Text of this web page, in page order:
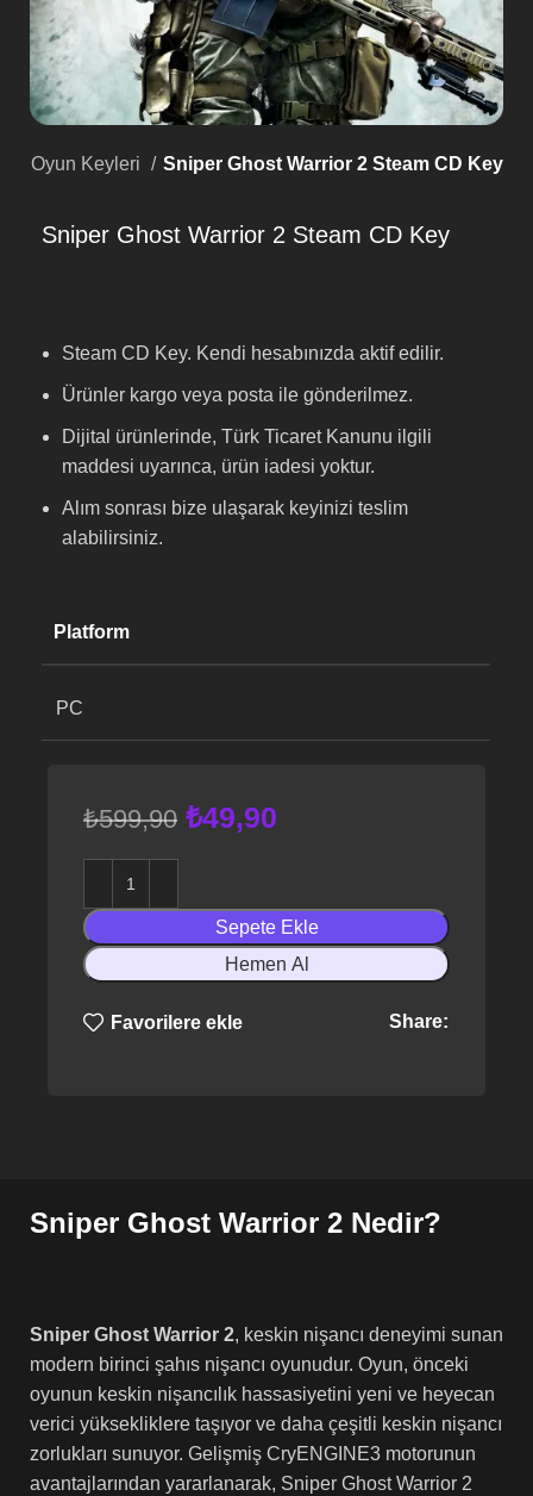
Oyun Keyleri Sniper Ghost Warrior 2 Steam CD Key
Sniper Ghost Warrior 2 Steam CD Key
Steam CD Key. Kendi hesabınızda aktif edilir.
Ürünler kargo veya posta ile gönderilmez.
Dijital ürünlerinde, Türk Ticaret Kanunu ilgili
maddesi uyarınca, ürün iadesi yoktur.
Alım sonrası bize ulaşarak keyinizi teslim
alabilirsiniz.
Platform
PC
₺599,90 ₺49,90
Sepete Ekle
Hemen Al
Favorilere ekle Share:
Sniper Ghost Warrior 2 Nedir?
Sniper Ghost Warrior 2, keskin nişancı deneyimi sunan
modern birinci şahıs nişancı oyunudur. Oyun, önceki
oyunun keskin nişancılık hassasiyetini yeni ve heyecan
verici yüksekliklere taşıyor ve daha çeşitli keskin nişancı
zorlukları sunuyor. Gelişmiş CryENGINE3 motorunun
avantajlarından yararlanarak, Sniper Ghost Warrior 2